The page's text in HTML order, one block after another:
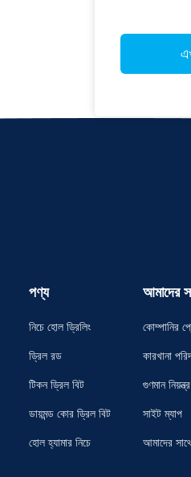
পণ্য
নিচে হোল ড্রিলিং
ড্রিল রড
টিকন ড্রিল বিট
ডায়মন্ড কোর ড্রিল বিট
হোল হ্যামার নিচে
আমাদের
কোম্পানির
কারখানা
গুণমান
সাইট ম্যাপ
আমাদের